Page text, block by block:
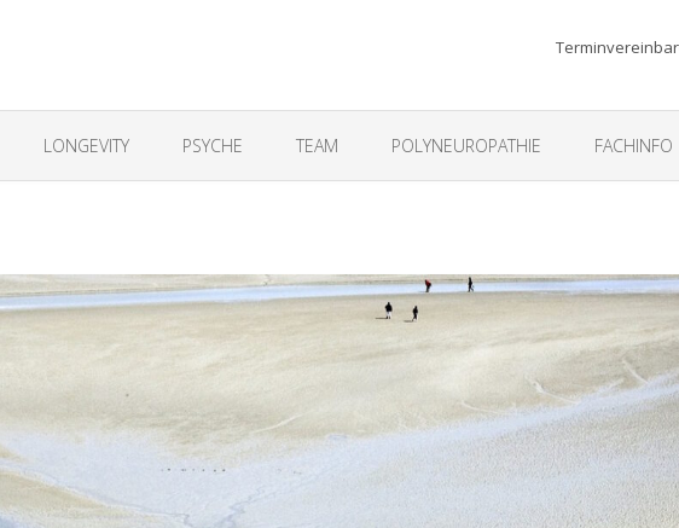
LONGEVITY PSYCHE TEAM POLYNEUROPATHIE FACHINFO